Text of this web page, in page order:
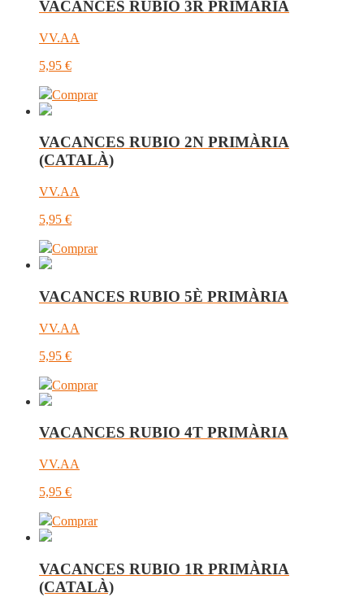
VACANCES RUBIO 3R PRIMÀRIA
VV.AA
5,95 €
Comprar
VACANCES RUBIO 2N PRIMÀRIA
(CATALÀ)
VV.AA
5,95 €
Comprar
VACANCES RUBIO 5È PRIMÀRIA
VV.AA
5,95 €
Comprar
VACANCES RUBIO 4T PRIMÀRIA
VV.AA
5,95 €
Comprar
VACANCES RUBIO 1R PRIMÀRIA
(CATALÀ)